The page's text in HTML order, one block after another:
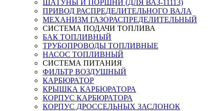
ШАТУНЫ И ПОРШНИ (ДЛЯ ВАЗ-11113)
ПРИВОД РАСПРЕДЕЛИТЕЛЬНОГО ВАЛА
МЕХАНИЗМ ГАЗОРАСПРЕДЕЛИТЕЛЬНЫЙ
СИСТЕМА ПОДАЧИ ТОПЛИВА
БАК ТОПЛИВНЫЙ
ТРУБОПРОВОДЫ ТОПЛИВНЫЕ
НАСОС ТОПЛИВНЫЙ
СИСТЕМА ПИТАНИЯ
ФИЛЬТР ВОЗДУШНЫЙ
КАРБЮРАТОР
КРЫШКА КАРБЮРАТОРА
КОРПУС КАРБЮРАТОРА
КОРПУС ДРОССЕЛЬНЫХ ЗАСЛОНОК